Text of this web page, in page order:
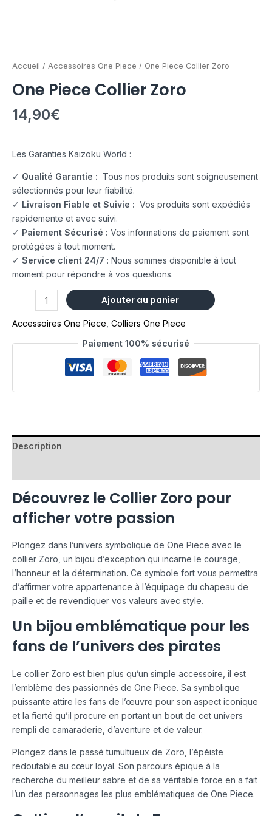
Accueil / Accessoires One Piece / One Piece Collier Zoro
One Piece Collier Zoro
14,90€
Les Garanties Kaizoku World :
✓ Qualité Garantie : Tous nos produits sont soigneusement
sélectionnés pour leur fiabilité.
✓ Livraison Fiable et Suivie : Vos produits sont expédiés
rapidemente et avec suivi.
✓ Paiement Sécurisé : Vos informations de paiement sont
protégées à tout moment.
✓ Service client 24/7 : Nous sommes disponible à tout
moment pour répondre à vos questions.
Ajouter au panier
Accessoires One Piece Colliers One Piece
Paiement 100% sécurisé
Description
Découvrez le Collier Zoro pour
afficher votre passion
Plongez dans l’univers symbolique de One Piece avec le
collier Zoro, un bijou d’exception qui incarne le courage,
l’honneur et la détermination. Ce symbole fort vous permettra
d’affirmer votre appartenance à l’équipage du chapeau de
paille et de revendiquer vos valeurs avec style.
Un bijou emblématique pour les
fans de l’univers des pirates
Le collier Zoro est bien plus qu’un simple accessoire, il est
l’emblème des passionnés de One Piece. Sa symbolique
puissante attire les fans de l’œuvre pour son aspect iconique
et la fierté qu’il procure en portant un bout de cet univers
rempli de camaraderie, d’aventure et de valeur.
Plongez dans le passé tumultueux de Zoro, l’épéiste
redoutable au cœur loyal. Son parcours épique à la
recherche du meilleur sabre et de sa véritable force en a fait
l’un des personnages les plus emblématiques de One Piece.